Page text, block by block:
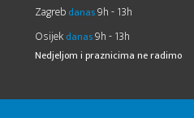
Zagreb danas9h - 13h
Osijek danas9h - 13h
Nedjeljom i praznicima ne radimo